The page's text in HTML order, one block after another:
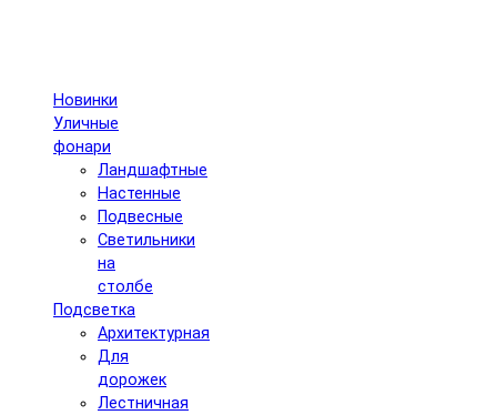
Новинки
Уличные
фонари
Ландшафтные
Настенные
Подвесные
Светильники
на
столбе
Подсветка
Архитектурная
Для
дорожек
Лестничная